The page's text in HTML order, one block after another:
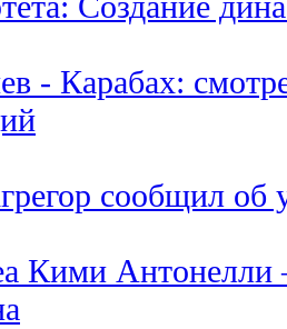
- Карабах:
сообщил об
Кими Антонелли